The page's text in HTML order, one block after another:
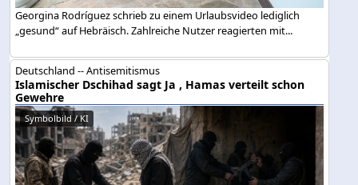
Georgina Rodríguez schrieb zu einem Urlaubsvideo lediglich
„gesund“ auf Hebräisch. Zahlreiche Nutzer reagierten mit...
Deutschland -- Antisemitismus
Islamischer Dschihad sagt Ja , Hamas verteilt schon
Gewehre
Symbolbild / KI